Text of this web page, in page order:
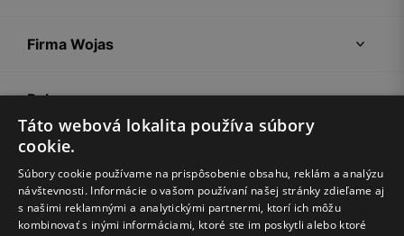
Firma Wojas
Pokyny
Táto webová lokalita používa súbory
cookie.
Súbory cookie používame na prispôsobenie obsahu, reklám a analýzu
návštevnosti. Informácie o vašom používaní našej stránky zdieľame aj
s našimi reklamnými a analytickými partnermi, ktorí ich môžu
kombinovať s inými informáciami, ktoré ste im poskytli alebo ktoré